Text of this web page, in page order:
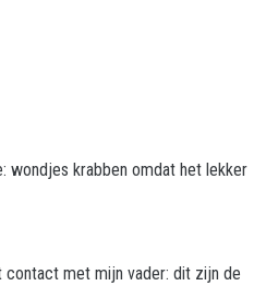
wondjes krabben omdat het lekker
contact met mijn vader: dit zijn de